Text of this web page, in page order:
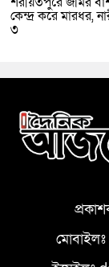
কেন্দ্র করে মারধর,
৩